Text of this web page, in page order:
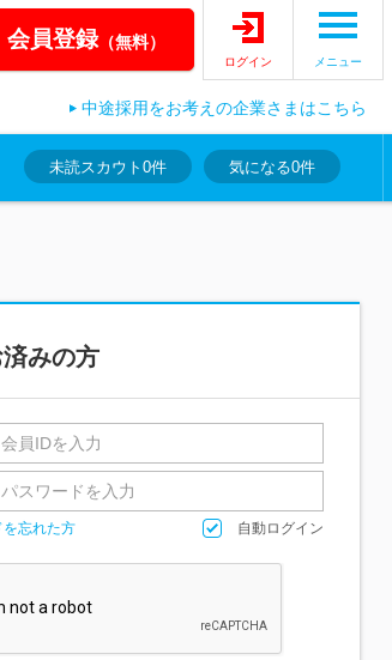
会員登録（無料）
ログイン メニュー
中途採用をお考えの企業さまはこちら
未読スカウト 0件 気になる0件
みの方
忘れた方 自動ログイン